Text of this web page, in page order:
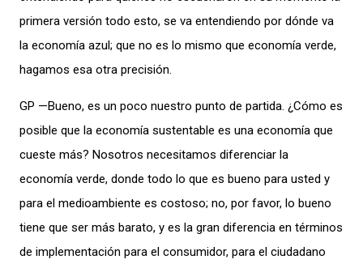
primera versión todo esto, se va entendiendo por dónde va
la economía azul; que no es lo mismo que economía verde,
hagamos esa otra precisión.
GP —Bueno, es un poco nuestro punto de partida. ¿Cómo es
posible que la economía sustentable es una economía que
cueste más? Nosotros necesitamos diferenciar la
economía verde, donde todo lo que es bueno para usted y
para el medioambiente es costoso; no, por favor, lo bueno
tiene que ser más barato, y es la gran diferencia en términos
de implementación para el consumidor, para el ciudadano